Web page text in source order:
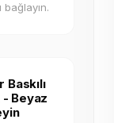
bağlayın.
Beyaz